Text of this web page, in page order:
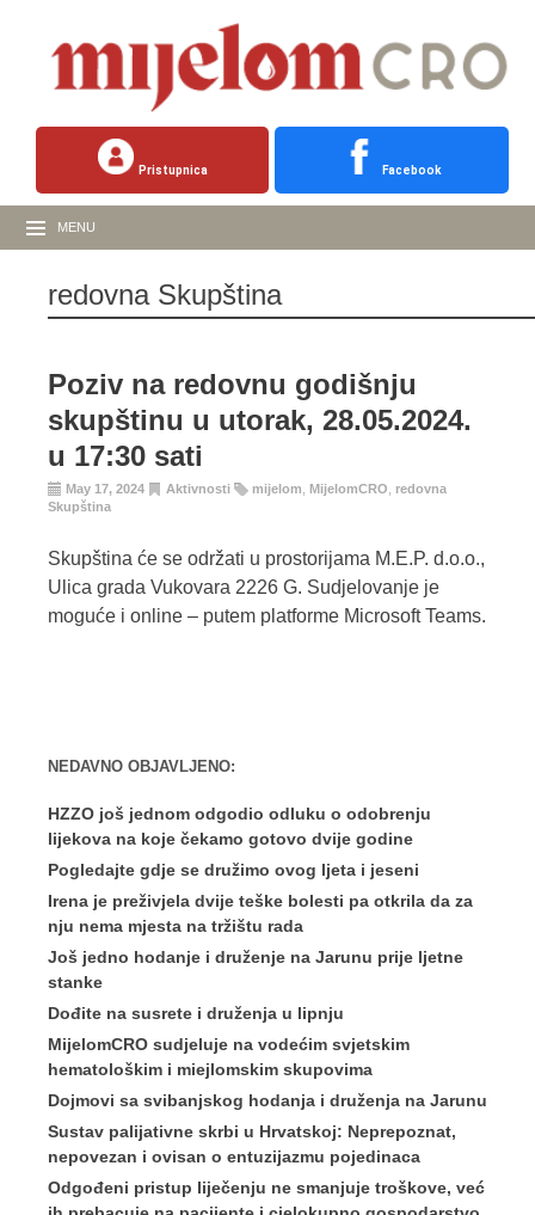
Pristupnica Facebook
MENU
redovna Skupština
Poziv na redovnu godišnju
skupštinu u utorak, 28.05.2024.
u 17:30 sati
May 17, 2024 Aktivnosti mijelom MijelomCRO
redovna
Skupština
Skupština će se održati u prostorijama M.E.P. d.o.o.,
Ulica grada Vukovara 2226 G. Sudjelovanje je
moguće i online – putem platforme Microsoft Teams.
NEDAVNO OBJAVLJENO:
HZZO još jednom odgodio odluku o odobrenju
lijekova na koje čekamo gotovo dvije godine
Pogledajte gdje se družimo ovog ljeta i jeseni
Irena je preživjela dvije teške bolesti pa otkrila da za
nju nema mjesta na tržištu rada
Još jedno hodanje i druženje na Jarunu prije ljetne
stanke
Dođite na susrete i druženja u lipnju
MijelomCRO sudjeluje na vodećim svjetskim
hematološkim i miejlomskim skupovima
Dojmovi sa svibanjskog hodanja i druženja na Jarunu
Sustav palijativne skrbi u Hrvatskoj: Neprepoznat,
nepovezan i ovisan o entuzijazmu pojedinaca
Odgođeni pristup liječenju ne smanjuje troškove, već